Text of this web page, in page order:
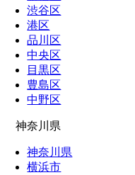
渋谷区
港区
品川区
中央区
目黒区
豊島区
中野区
神奈川県
神奈川県
横浜市